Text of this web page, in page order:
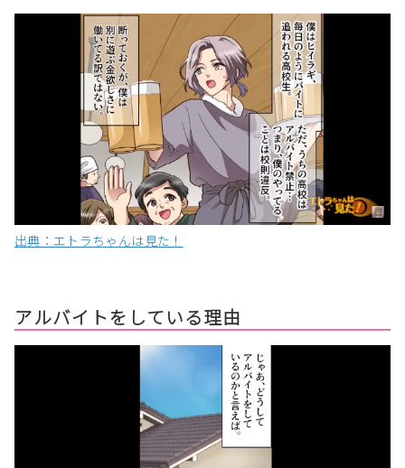
出典：エトラちゃんは見た！
アルバイトをしている理由